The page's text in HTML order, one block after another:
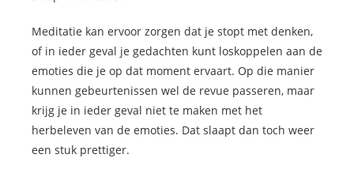
Meditatie kan ervoor zorgen dat je stopt met denken,
of in ieder geval je gedachten kunt loskoppelen aan de
emoties die je op dat moment ervaart. Op die manier
kunnen gebeurtenissen wel de revue passeren, maar
krijg je in ieder geval niet te maken met het
herbeleven van de emoties. Dat slaapt dan toch weer
een stuk prettiger.